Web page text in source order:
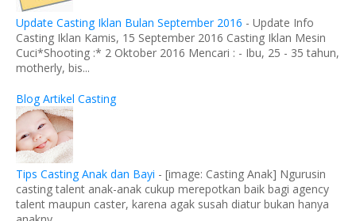
Update Casting Iklan Bulan September 2016 - Update Info
Casting Iklan Kamis, 15 September 2016 Casting Iklan Mesin
Cuci*Shooting :* 2 Oktober 2016 Mencari : - Ibu, 25 - 35 tahun,
motherly, bis...
Blog Artikel Casting
Tips Casting Anak dan Bayi - [image: Casting Anak] Ngurusin
casting talent anak-anak cukup merepotkan baik bagi agency
talent maupun caster, karena agak susah diatur bukan hanya